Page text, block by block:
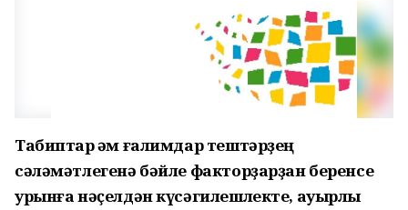
Табиптар һәм ғалимдар тештәрҙең
сәләмәтлегенә бәйле факторҙарҙан беренсе
урынға нәҫелдән күсәгилешлекте, ауырлы